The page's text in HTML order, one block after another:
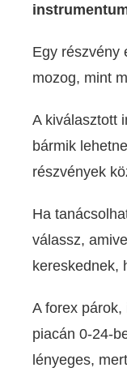
Egy részvény
mozog, mint
A kiválasztott
bármik
részvények
Ha
válassz,
kereskednek,
A forex
piacán 0-24-
lényeges,